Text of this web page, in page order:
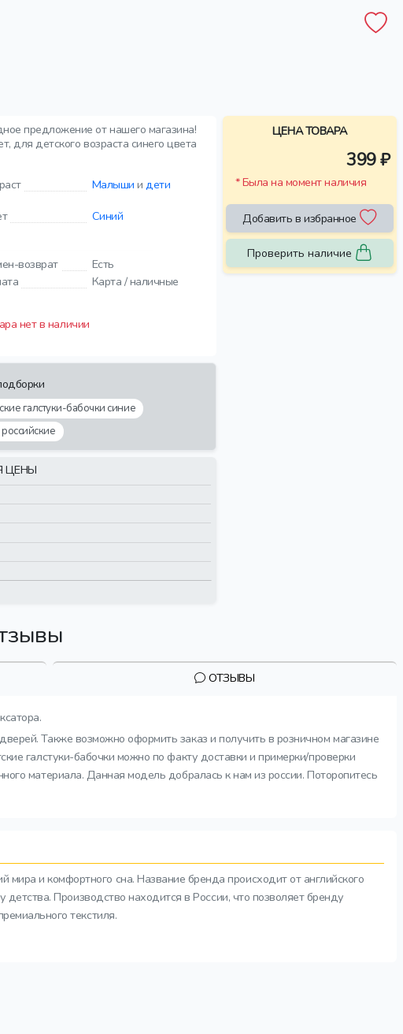
предложение от нашего магазина!
для детского возраста синего цвета
Малыши идети
Синий
возврат
Есть
Карта / наличные
нет в наличии
галстуки-бабочки синие
ЦЕНЫ
ЦЕНА ТОВАРА
399 ₽
* Была на момент наличия
Добавить в избранное
Проверить наличие
ОТЗЫВЫ
Также возможно оформить заказ и получить в розничном магазине
галстуки-бабочки можно по факту доставки и примерки/проверки
материала. Данная модель добралась к нам из россии. Поторопитесь
и комфортного сна. Название бренда происходит от английского
Производство находится в России, что позволяет бренду
текстиля.